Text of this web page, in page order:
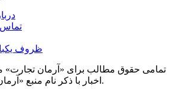
تماس
ظروف
تمامی حقوق مطالب برای «آرمان تجارت»
اخبار با ذکر نام منبع «آرمان تجارت» بلامانع است.